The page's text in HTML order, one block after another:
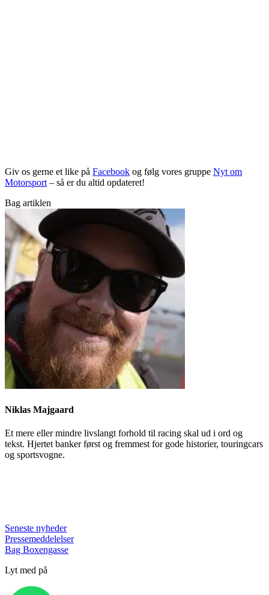
Giv os gerne et like på Facebook og følg vores gruppe Nyt om
Motorsport– så er du altid opdateret!
Bag artiklen
Niklas Majgaard
Et mere eller mindre livslangt forhold til racing skal ud i ord og
tekst. Hjertet banker først og fremmest for gode historier, touringcars
og sportsvogne.
Seneste nyheder
Pressemeddelelser
Bag Boxengasse
Lyt med på